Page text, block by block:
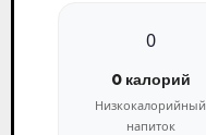
0
0 калорий
Низкокалорийный
напиток